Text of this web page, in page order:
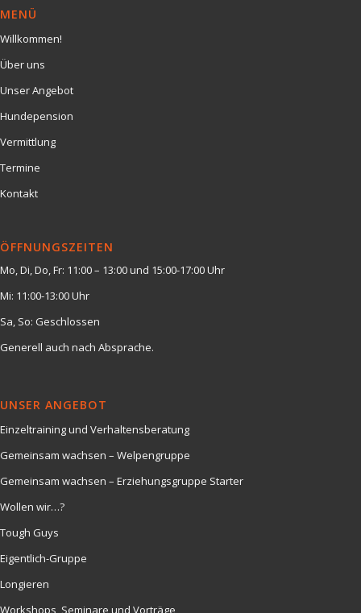
MENÜ
Willkommen!
Über uns
Unser Angebot
Hundepension
Vermittlung
Termine
Kontakt
ÖFFNUNGSZEITEN
Mo, Di, Do, Fr: 11:00 – 13:00 und 15:00-17:00 Uhr
Mi: 11:00-13:00 Uhr
Sa, So: Geschlossen
Generell auch nach Absprache.
UNSER ANGEBOT
Einzeltraining und Verhaltensberatung
Gemeinsam wachsen – Welpengruppe
Gemeinsam wachsen – Erziehungsgruppe Starter
Wollen wir…?
Tough Guys
Eigentlich-Gruppe
Longieren
Workshops, Seminare und Vorträge